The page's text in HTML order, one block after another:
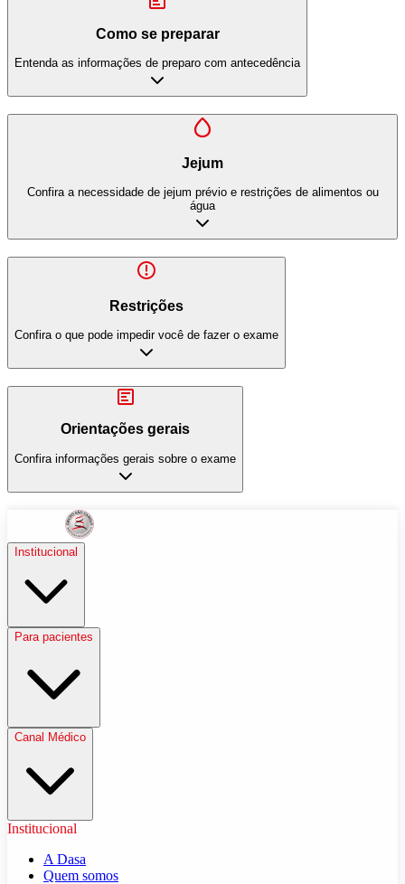
Como se preparar
Entenda as informações de preparo com antecedência
Jejum
Confira a necessidade de jejum prévio e restrições de alimentos ou
água
Restrições
Confira o que pode impedir você de fazer o exame
Orientações gerais
Confira informações gerais sobre o exame
Institucional
Para pacientes
Canal Médico
Institucional
A Dasa
Quem somos